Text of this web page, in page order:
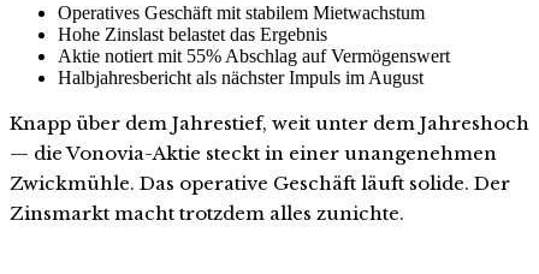
Operatives Geschäft mit stabilem Mietwachstum
Hohe Zinslast belastet das Ergebnis
Aktie notiert mit 55% Abschlag auf Vermögenswert
Halbjahresbericht als nächster Impuls im August
Knapp über dem Jahrestief, weit unter dem Jahreshoch
— die Vonovia-Aktie steckt in einer unangenehmen
Zwickmühle. Das operative Geschäft läuft solide. Der
Zinsmarkt macht trotzdem alles zunichte.